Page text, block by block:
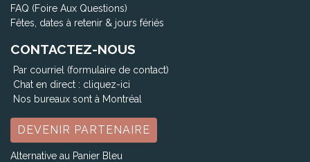
FAQ (Foire Aux Questions)
Fêtes, dates à retenir & jours fériés
CONTACTEZ-NOUS
Par courriel (formulaire de contact)
Chat en direct : cliquez-ici
Nos bureaux sont à Montréal
DEVENIR PARTENAIRE
Alternative au Panier Bleu